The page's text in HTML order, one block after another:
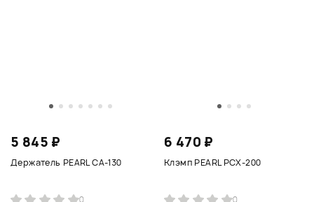
5 845 ₽
Держатель PEARL CA-130
0
6 470 ₽
Клэмп PEARL PCX-200
0